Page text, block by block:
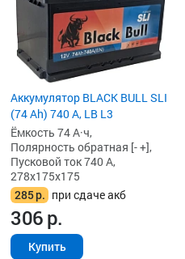
Аккумулятор BLACK BULL SLI
(74 Ah) 740 А, LB L3
Ёмкость 74 А·ч,
Полярность обратная [- +],
Пусковой ток 740 А,
278x175x175
285р. при сдаче акб
306р.
Купить